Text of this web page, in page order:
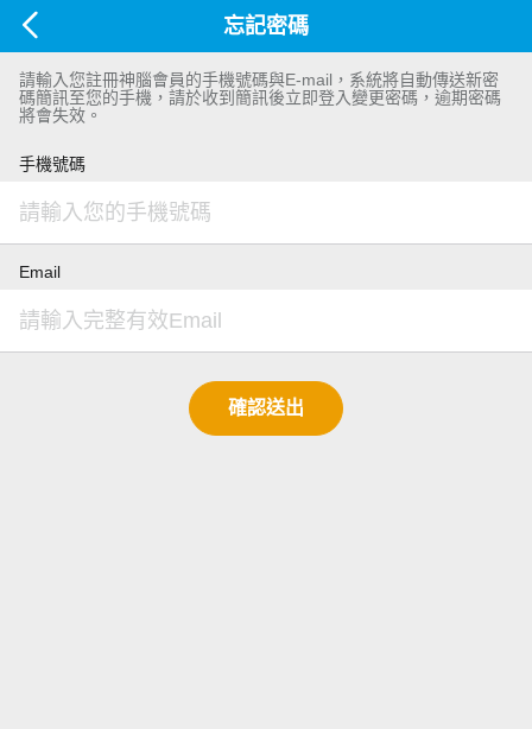
忘記密碼
請輸入您註冊神腦會員的手機號碼與E-mail，系統將自動傳送新密
碼簡訊至您的手機，請於收到簡訊後立即登入變更密碼，逾期密碼
將會失效。
手機號碼
Email
確認送出